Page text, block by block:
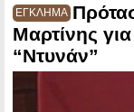
ΕΓΚΛΗΜΑ
Μαρτίνης
“Ντυνάν”